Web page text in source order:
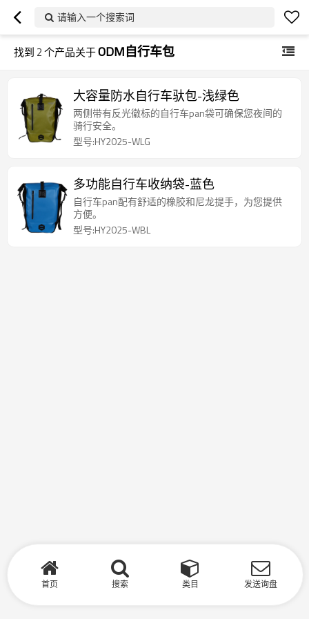
请输入一个搜索词
找到 2个产品关于ODM自行车包
大容量防水自行车驮包-浅绿色
两侧带有反光徽标的自行车pan袋可确保您夜间的
骑行安全。
型号:HY2025-WLG
多功能自行车收纳袋-蓝色
自行车pan配有舒适的橡胶和尼龙提手，为您提供
方便。
型号:HY2025-WBL
首页 搜索 类目 发送询盘